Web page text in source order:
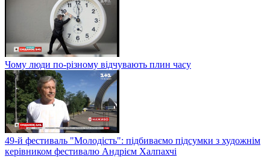
Чому люди по-різному відчувають плин часу
49-й фестиваль "Молодість": підбиваємо підсумки з художнім
керівником фестивалю Андрієм Халпахчі